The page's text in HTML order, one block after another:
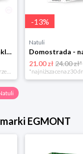
Kolejkostrada - naklejaj tory Zuzutoys
*najniższa cena z 30 dni przed obniżką
-13%
Natuli
21.00 zł 24.00 zł*
EGMONT